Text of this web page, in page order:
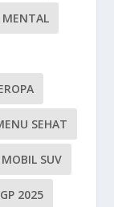
MENTAL
SEHAT
MOBIL SUV
2025